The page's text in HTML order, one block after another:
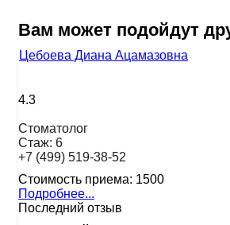
Вам может подойдут
Цебоева Диана Ацамазовна
4.3
Стоматолог
Стаж: 6
+7 (499) 519-38-52
Стоимость приема: 1500
Подробнее...
Последний отзыв